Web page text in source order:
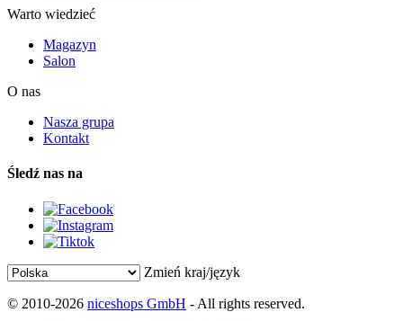
Warto wiedzieć
Magazyn
Salon
O nas
Nasza grupa
Kontakt
Śledź nas na
Zmień kraj/język
© 2010-2026 niceshops GmbH - All rights reserved.